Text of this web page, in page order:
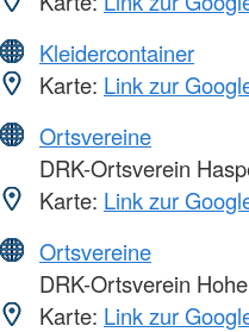
Kleidercontainer
Karte: Link zur
Ortsvereine
DRK-Ortsverein
Karte: Link zur
Ortsvereine
DRK-Ortsverein
Karte: Link zur